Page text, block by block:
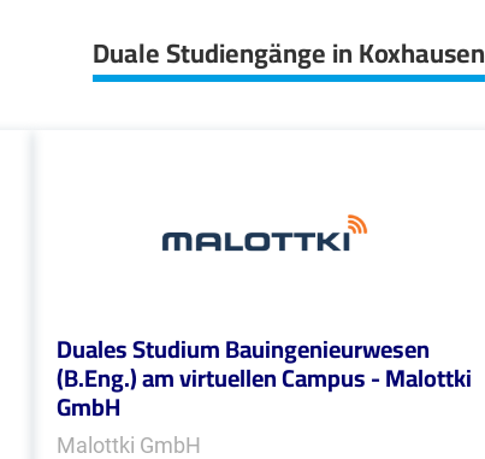
Duale Studiengänge in Koxhausen
Duales Studium Bauingenieurwesen
(B.Eng.) am virtuellen Campus - Malottki
GmbH
Malottki GmbH